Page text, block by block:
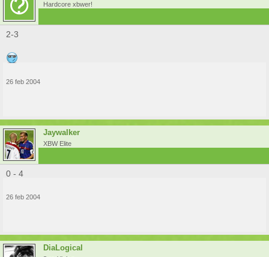
Hardcore xbwer!
2-3
26 feb 2004
Jaywalker
XBW Elite
0 - 4
26 feb 2004
DiaLogical